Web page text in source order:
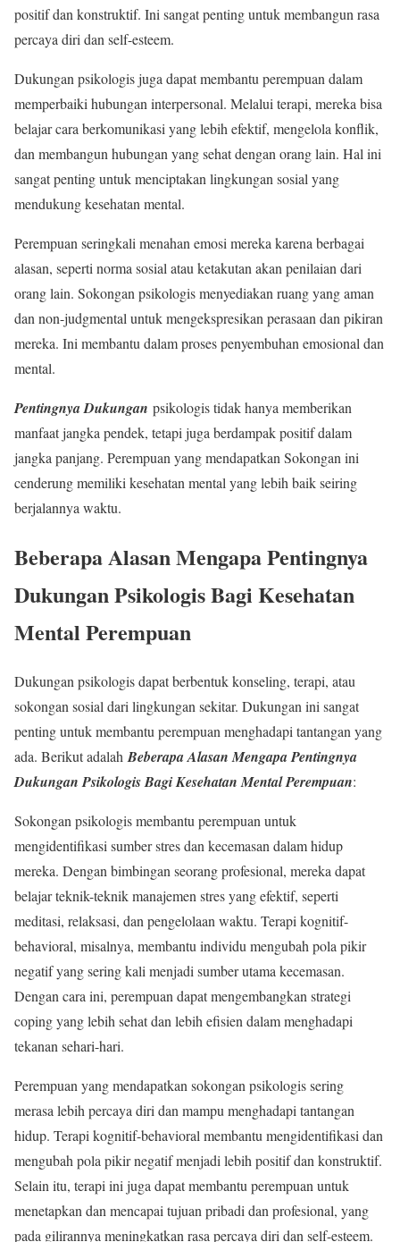
positif dan konstruktif. Ini sangat penting untuk membangun rasa
percaya diri dan self-esteem.
Dukungan psikologis juga dapat membantu perempuan dalam
memperbaiki hubungan interpersonal. Melalui terapi, mereka bisa
belajar cara berkomunikasi yang lebih efektif, mengelola konflik,
dan membangun hubungan yang sehat dengan orang lain. Hal ini
sangat penting untuk menciptakan lingkungan sosial yang
mendukung kesehatan mental.
Perempuan seringkali menahan emosi mereka karena berbagai
alasan, seperti norma sosial atau ketakutan akan penilaian dari
orang lain. Sokongan psikologis menyediakan ruang yang aman
dan non-judgmental untuk mengekspresikan perasaan dan pikiran
mereka. Ini membantu dalam proses penyembuhan emosional dan
mental.
Pentingnya Dukungan psikologis tidak hanya memberikan
manfaat jangka pendek, tetapi juga berdampak positif dalam
jangka panjang. Perempuan yang mendapatkan Sokongan ini
cenderung memiliki kesehatan mental yang lebih baik seiring
berjalannya waktu.
Beberapa Alasan Mengapa Pentingnya
Dukungan Psikologis Bagi Kesehatan
Mental Perempuan
Dukungan psikologis dapat berbentuk konseling, terapi, atau
sokongan sosial dari lingkungan sekitar. Dukungan ini sangat
penting untuk membantu perempuan menghadapi tantangan yang
ada. Berikut adalah Beberapa Alasan Mengapa Pentingnya
Dukungan Psikologis Bagi Kesehatan Mental Perempuan:
Sokongan psikologis membantu perempuan untuk
mengidentifikasi sumber stres dan kecemasan dalam hidup
mereka. Dengan bimbingan seorang profesional, mereka dapat
belajar teknik-teknik manajemen stres yang efektif, seperti
meditasi, relaksasi, dan pengelolaan waktu. Terapi kognitif-
behavioral, misalnya, membantu individu mengubah pola pikir
negatif yang sering kali menjadi sumber utama kecemasan.
Dengan cara ini, perempuan dapat mengembangkan strategi
coping yang lebih sehat dan lebih efisien dalam menghadapi
tekanan sehari-hari.
Perempuan yang mendapatkan sokongan psikologis sering
merasa lebih percaya diri dan mampu menghadapi tantangan
hidup. Terapi kognitif-behavioral membantu mengidentifikasi dan
mengubah pola pikir negatif menjadi lebih positif dan konstruktif.
Selain itu, terapi ini juga dapat membantu perempuan untuk
menetapkan dan mencapai tujuan pribadi dan profesional, yang
pada gilirannya meningkatkan rasa percaya diri dan self-esteem.